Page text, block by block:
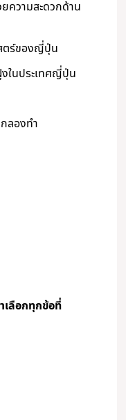
ความสะดวกด้าน
ตร์ของญี่ปุ่น
ในประเทศญี่ปุ่น
ลองทำ
เลือกทุกข้อที่